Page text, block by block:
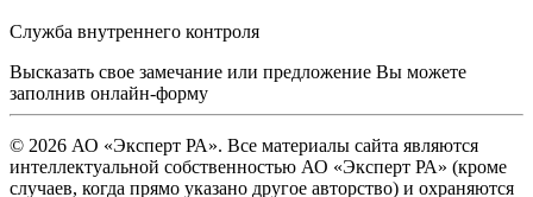
Служба внутреннего контроля
Высказать свое замечание или предложение Вы можете
заполнив онлайн-форму
© 2026 АО «Эксперт РА». Все материалы сайта являются
интеллектуальной собственностью АО «Эксперт РА» (кроме
случаев, когда прямо указано другое авторство) и охраняются